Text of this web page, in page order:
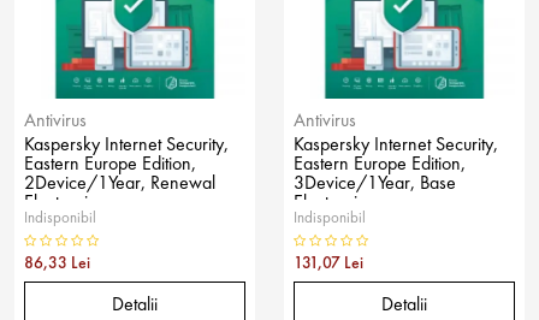
Antivirus
Kaspersky Internet Security,
Eastern Europe Edition,
2Device/1Year, Renewal
Electronic
Indisponibil
86,33 Lei
Detalii
Antivirus
Kaspersky Internet Security,
Eastern Europe Edition,
3Device/1Year, Base
Electronic
Indisponibil
131,07 Lei
Detalii